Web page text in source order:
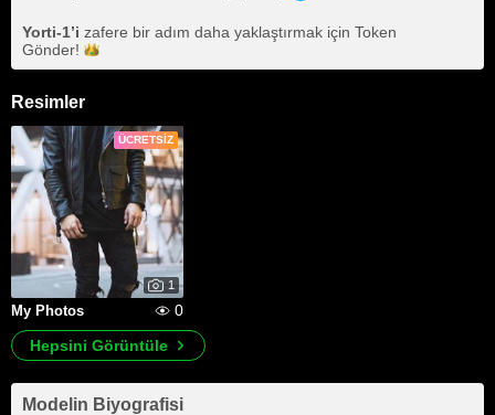
Yorti-1’i zafere bir adım daha yaklaştırmak için Token
Gönder!
Resimler
ÜCRETSIZ
1
My Photos
0
Hepsini Görüntüle
Modelin Biyografisi